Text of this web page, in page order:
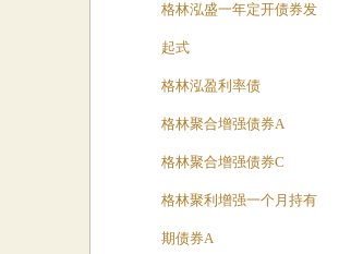
格林泓盛一年定开债券发
起式
格林泓盈利率债
格林聚合增强债券A
格林聚合增强债券C
格林聚利增强一个月持有
期债券A